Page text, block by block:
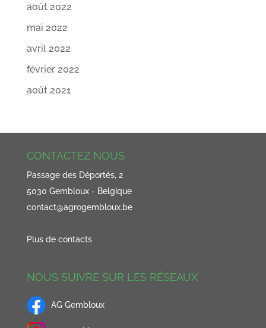
août 2022
mai 2022
avril 2022
février 2022
août 2021
CONTACTEZ NOUS
Passage des Déportés, 2
5030 Gembloux - Belgique
contact@agrogembloux.be
Plus de contacts
NOUS SUIVRE SUR LES RÉSEAUX
AG Gembloux